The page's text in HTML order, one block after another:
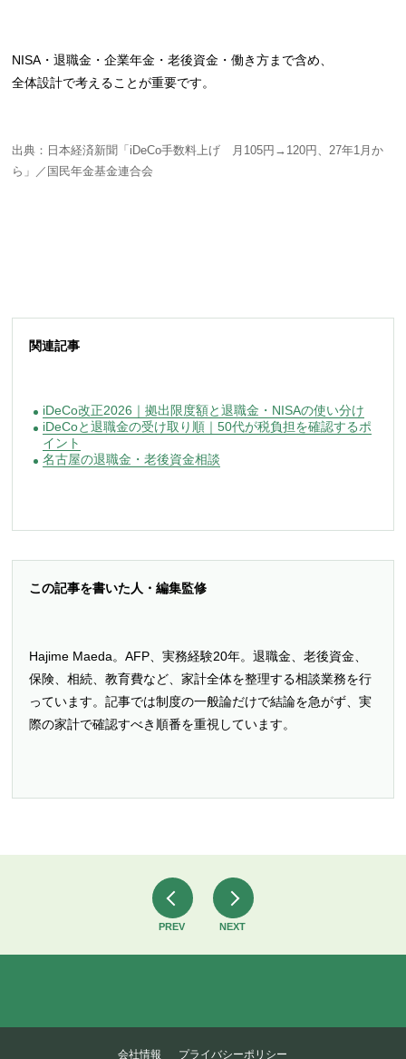
NISA・退職金・企業年金・老後資金・働き方まで含め、
全体設計で考えることが重要です。
出典：日本経済新聞「iDeCo手数料上げ 月105円→120円、27年1月か
ら」／国民年金基金連合会
関連記事
iDeCo改正2026｜拠出限度額と退職金・NISAの使い分け
iDeCoと退職金の受け取り順｜50代が税負担を確認するポ
イント
名古屋の退職金・老後資金相談
この記事を書いた人・編集監修
Hajime Maeda。AFP、実務経験20年。退職金、老後資金、
保険、相続、教育費など、家計全体を整理する相談業務を行
っています。記事では制度の一般論だけで結論を急がず、実
際の家計で確認すべき順番を重視しています。
PREV NEXT
会社情報 プライバシーポリシー